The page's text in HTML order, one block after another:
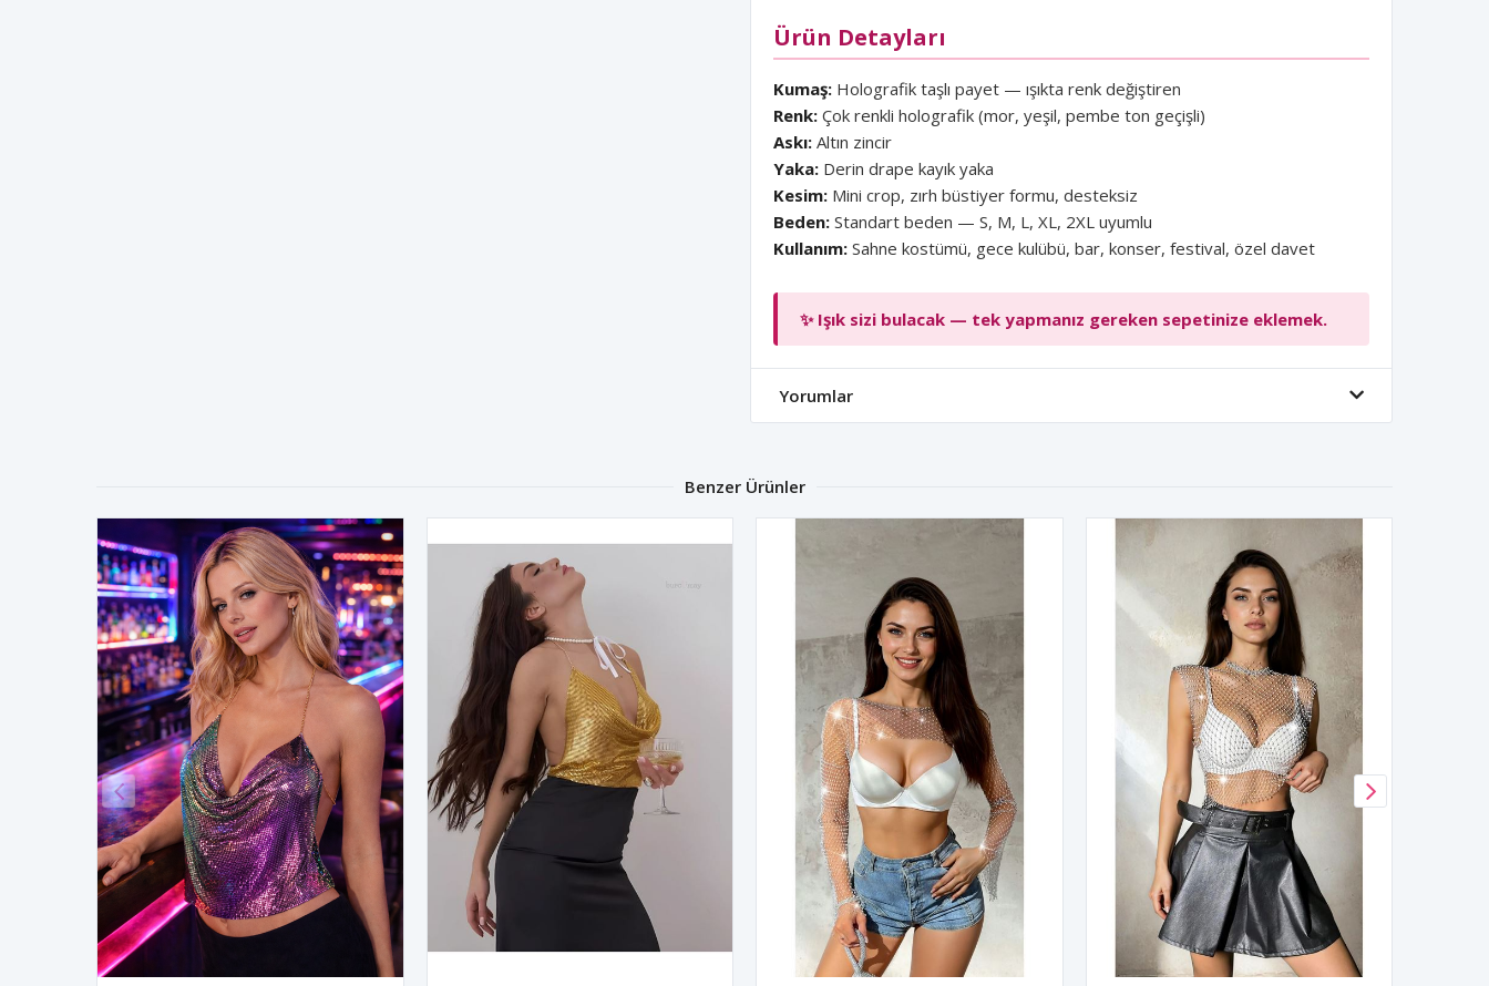
Ürün Detayları
Kumaş: Holografik taşlı payet — ışıkta renk değiştiren
Renk: Çok renkli holografik (mor, yeşil, pembe ton geçişli)
Askı: Altın zincir
Yaka: Derin drape kayık yaka
Kesim: Mini crop, zırh büstiyer formu, desteksiz
Beden: Standart beden — S, M, L, XL, 2XL uyumlu
Kullanım: Sahne kostümü, gece kulübü, bar, konser, festival, özel davet
✨ Işık sizi bulacak — tek yapmanız gereken sepetinize eklemek.
Yorumlar
Benzer Ürünler